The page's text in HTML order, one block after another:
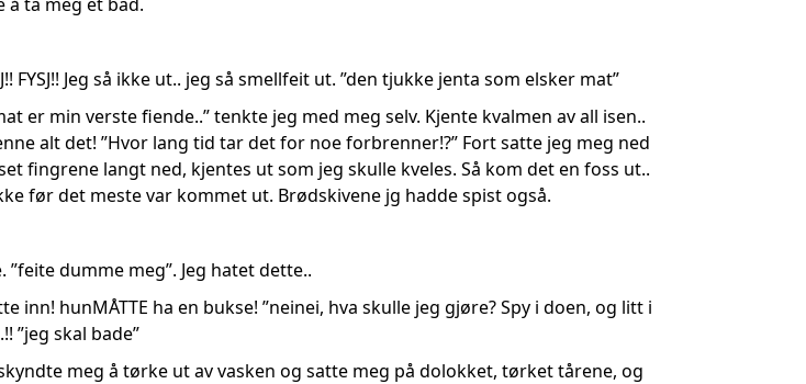
FYSJ!! Jeg så ikke ut.. jeg så smellfeit ut. ”den tjukke jenta som elsker mat”
er min verste fiende..” tenkte jeg med meg selv. Kjente kvalmen av all isen..
alt det! ”Hvor lang tid tar det for noe forbrenner!?” Fort satte jeg meg ned
fingrene langt ned, kjentes ut som jeg skulle kveles. Så kom det en foss ut..
før det meste var kommet ut. Brødskivene jg hadde spist også.
dumme meg”. Jeg hatet dette..
inn! hunMÅTTE ha en bukse! ”neinei, hva skulle jeg gjøre? Spy i doen, og litt i
”jeg skal bade”
meg å tørke ut av vasken og satte meg på dolokket, tørket tårene, og